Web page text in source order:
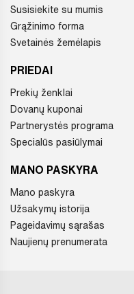
Susisiekite su mumis
Grąžinimo forma
Svetainės žemėlapis
PRIEDAI
Prekių ženklai
Dovanų kuponai
Partnerystės programa
Specialūs pasiūlymai
MANO PASKYRA
Mano paskyra
Užsakymų istorija
Pageidavimų sąrašas
Naujienų prenumerata